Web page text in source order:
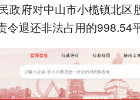
政府对中山市小榄镇北区
退还非法占用的998.54